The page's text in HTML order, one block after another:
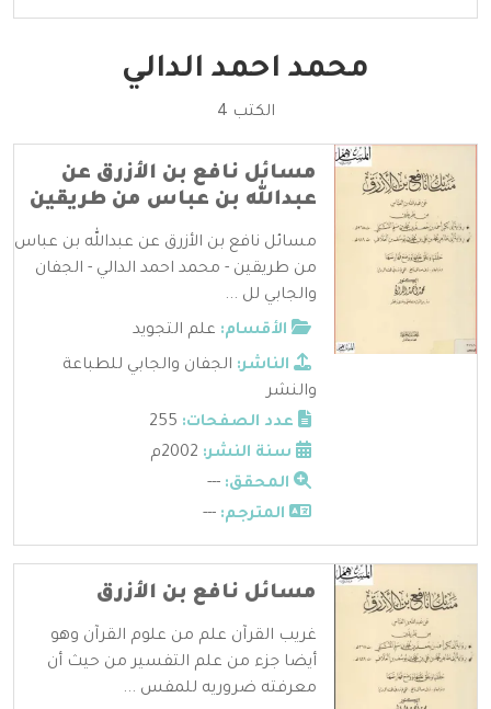
محمد احمد الدالي
الكتب 4
مسائل نافع بن الأزرق عن
عبدالله بن عباس من طريقين
مسائل نافع بن الأزرق عن عبدالله بن عباس
من طريقين - محمد احمد الدالي - الجفان
والجابي لل ...
الأقسام: علم التجويد
الناشر: الجفان والجابي للطباعة
والنشر
عدد الصفحات:
سنة النشر:
المحقق: ---
المترجم: ---
مسائل نافع بن الأزرق
غريب القرآن علم من علوم القرآن وهو
أيضا جزء من علم التفسير من حيث أن
معرفته ضروريه للمفس ...